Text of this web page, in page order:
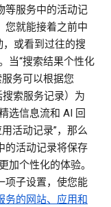
等服务中的活动记
您就能接着之前中
或看到过往的搜
当“搜索结果个性化
务可以根据您
索服务记录）为
选信息流和 AI 回
活动记录”，那么
的活动记录将保存
加个性化的体验。
项子设置，使您能
务的网站、应用和